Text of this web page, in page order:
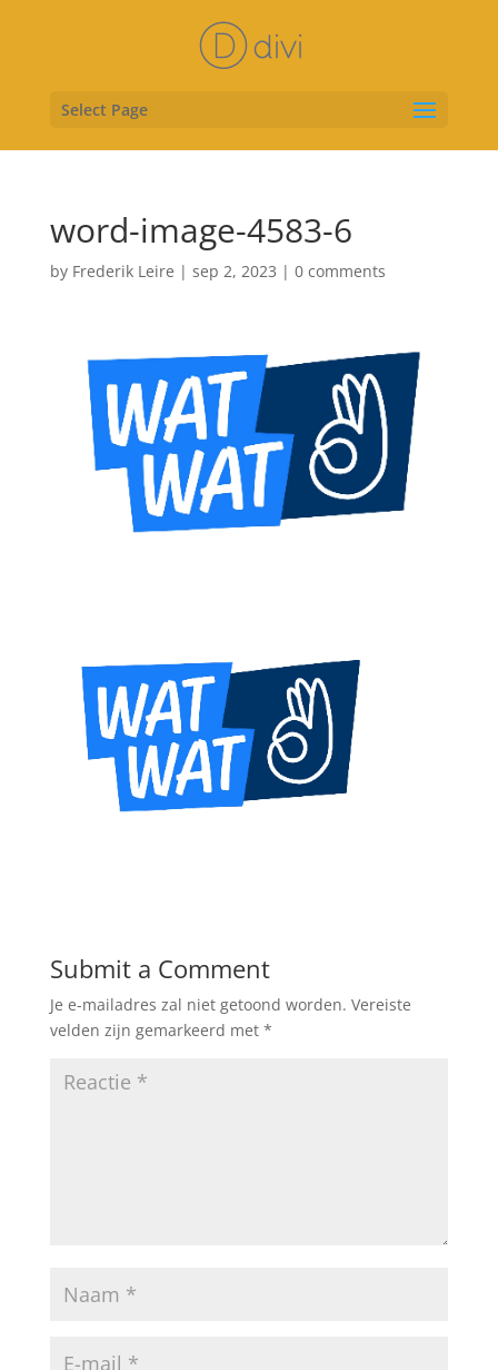
Select Page
word-image-4583-6
by Frederik Leire | sep 2, 2023 | 0 comments
Submit a Comment
Je e-mailadres zal niet getoond worden. Vereiste
velden zijn gemarkeerd met *